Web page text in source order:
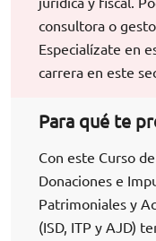
consultora o
Especialízate en
carrera en este
Para qué te
Con este Curso
Donaciones e
Patrimoniales y
(ISD, ITP y AJD)